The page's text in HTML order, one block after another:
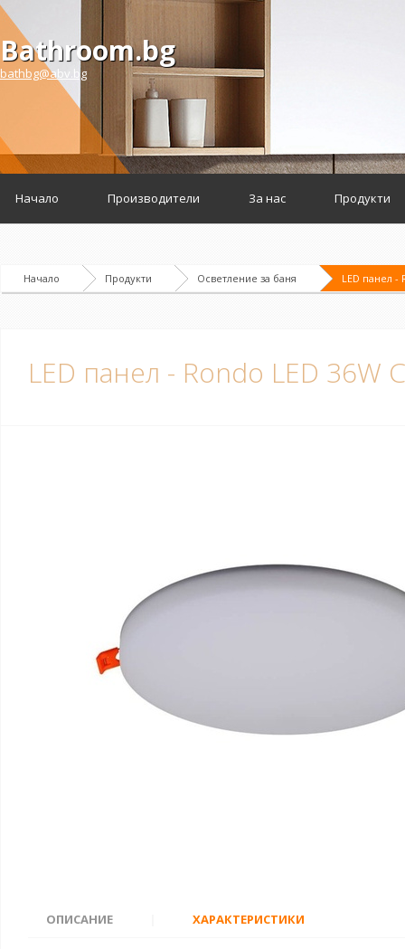
Bathroom.bg
bathbg@abv.bg
Начало Производители За нас Продукти
Начало Продукти Осветление за баня LED панел -
LED панел - Rondo LED 36W
ОПИСАНИЕ ХАРАКТЕРИСТИКИ